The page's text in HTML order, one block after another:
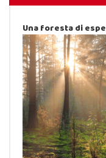
Una foresta di